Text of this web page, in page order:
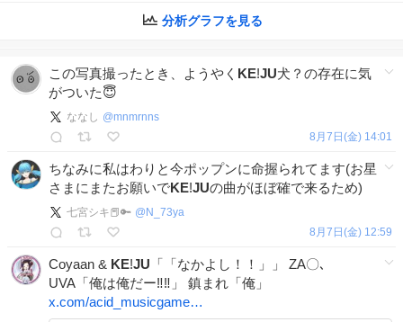
分析グラフを見る
この写真撮ったとき、ようやく KE!JU犬？の存在に気
がついた😇
ななし @mnmrnns
8月7日(金) 14:01
ちなみに私はわりと今ポップンに命握られてます(お星
さまにまたお願いでKE!JUの曲がほぼ確で来るため)
七宮シキ📕🔑 @ N_73ya
8月7日(金) 12:59
Coyaan & KE!JU 「「なかよし！！」」 ZA〇､
UVA「俺は俺だー‼️‼️」 鎮まれ「俺」
x.com/acid_musicgame…